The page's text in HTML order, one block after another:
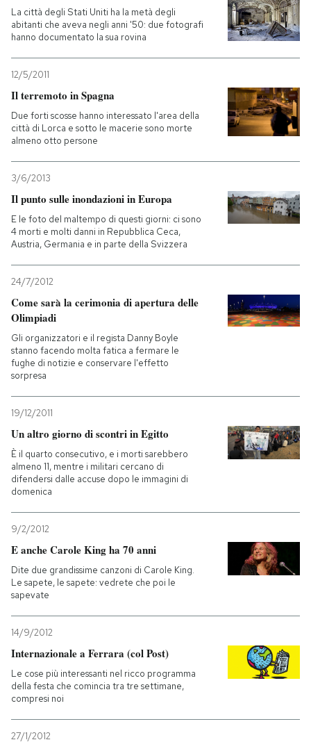
La città degli Stati Uniti ha la metà degli
abitanti che aveva negli anni '50: due fotografi
hanno documentato la sua rovina
12/5/2011
Il terremoto in Spagna
Due forti scosse hanno interessato l'area della
città di Lorca e sotto le macerie sono morte
almeno otto persone
3/6/2013
Il punto sulle inondazioni in Europa
E le foto del maltempo di questi giorni: ci sono
4 morti e molti danni in Repubblica Ceca,
Austria, Germania e in parte della Svizzera
24/7/2012
Come sarà la cerimonia di apertura delle
Olimpiadi
Gli organizzatori e il regista Danny Boyle
stanno facendo molta fatica a fermare le
fughe di notizie e conservare l'effetto
sorpresa
19/12/2011
Un altro giorno di scontri in Egitto
È il quarto consecutivo, e i morti sarebbero
almeno 11, mentre i militari cercano di
difendersi dalle accuse dopo le immagini di
domenica
9/2/2012
E anche Carole King ha 70 anni
Dite due grandissime canzoni di Carole King.
Le sapete, le sapete: vedrete che poi le
sapevate
14/9/2012
Internazionale a Ferrara (col Post)
Le cose più interessanti nel ricco programma
della festa che comincia tra tre settimane,
compresi noi
27/1/2012